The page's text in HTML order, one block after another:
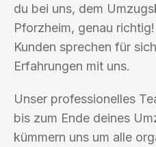
du bei uns, dem
Pforzheim, genau
Kunden sprechen für
Erfahrungen mit uns.
Unser professionelles
bis zum Ende deines
kümmern uns um alle